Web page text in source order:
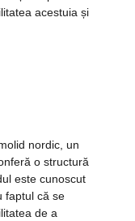
acestuia și
nordic, un
o structură
este cunoscut
faptul că se
de a